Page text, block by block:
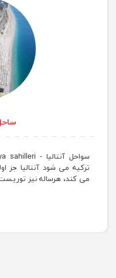
ترکیه می شود آنتالیا
می کند، هرساله نیز